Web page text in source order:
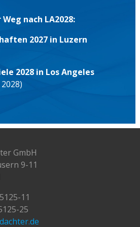
nach LA2028:
2027 in Luzern
2028 in Los Angeles
GmbH
9-11
11
25